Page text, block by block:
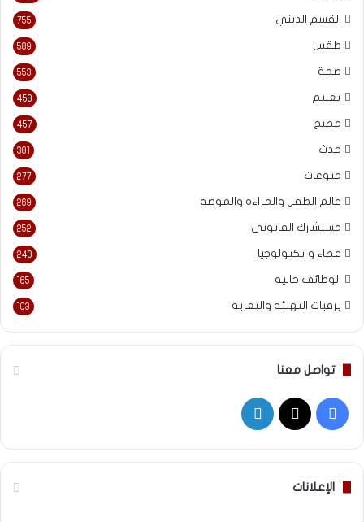
القسم الديني 755
طقس 589
صحة 553
تعليم 458
مطبخ 457
حدث 381
منوعات 277
عالم الطفل والمراءة والموضة 269
مستشارك القانونى 252
فضاء و تكنولوجيا 243
الوظائف خاليه 165
برقيات التهنئة والتعزية 103
تواصل معنا
فيسبوك لينكدإن
الإعلانات